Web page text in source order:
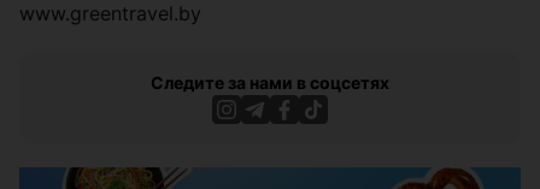
www.greentravel.by
Следите за нами в соцсетях